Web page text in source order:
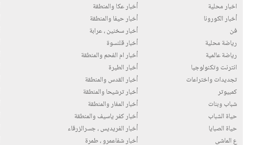
اخبار محلية
أخبار الكورونا
فن
رياضة محلية
رياضة عالمية
انترنت وتكنولوجيا
تجديدات واختراعات
كمبيوتر
شباب وبنات
حياة الشباب
حياة الصبايا
ع الماشي
أخبار عكا والمنطقة
أخبار حيفا والمنطقة
أخبار سخنين ، عرابة
أخبار قلنسوة
أخبار ام الفحم والمنطقة
أخبار الطيرة
أخبار القدس والمنطقة
أخبار ترشيحا والمنطقة
أخبار المغار والمنطقة
أخبار كفر ياسيف والمنطقة
أخبار الفريديس ، جسرالزرقاء
أخبار شفاعمرو ، طمرة